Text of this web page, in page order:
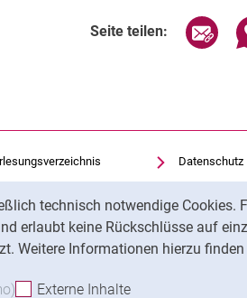
technisch notwendige
erlaubt keine Rückschlüsse auf
Weitere Informationen hierzu
akzeptieren
Analyse-Cookies akzeptieren
Externe Inhalte
Seite teilen:
Bibliothek
Datenschutz
Impressum